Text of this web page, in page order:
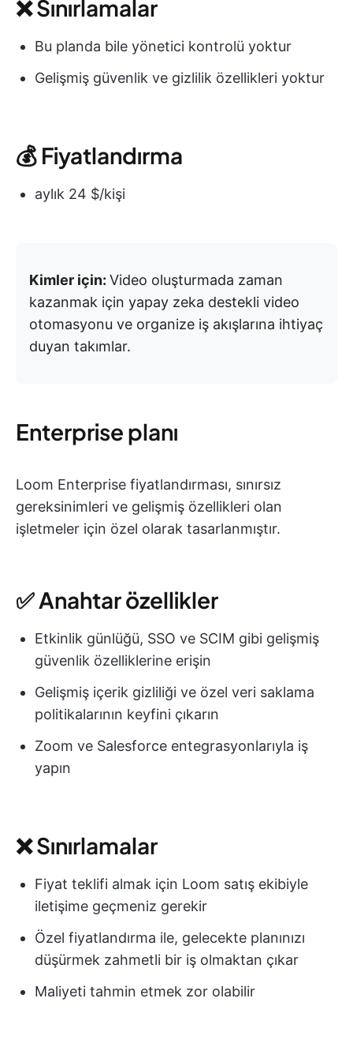
❌ Sınırlamalar
Bu planda bile yönetici kontrolü yoktur
Gelişmiş güvenlik ve gizlilik özellikleri yoktur
💰 Fiyatlandırma
aylık 24 $/kişi
Kimler için: Video oluşturmada zaman
kazanmak için yapay zeka destekli video
otomasyonu ve organize iş akışlarına ihtiyaç
duyan takımlar.
Enterprise planı
Loom Enterprise fiyatlandırması, sınırsız
gereksinimleri ve gelişmiş özellikleri olan
işletmeler için özel olarak tasarlanmıştır.
✅ Anahtar özellikler
Etkinlik günlüğü, SSO ve SCIM gibi gelişmiş
güvenlik özelliklerine erişin
Gelişmiş içerik gizliliği ve özel veri saklama
politikalarının keyfini çıkarın
Zoom ve Salesforce entegrasyonlarıyla iş
yapın
❌ Sınırlamalar
Fiyat teklifi almak için Loom satış ekibiyle
iletişime geçmeniz gerekir
Özel fiyatlandırma ile, gelecekte planınızı
düşürmek zahmetli bir iş olmaktan çıkar
Maliyeti tahmin etmek zor olabilir